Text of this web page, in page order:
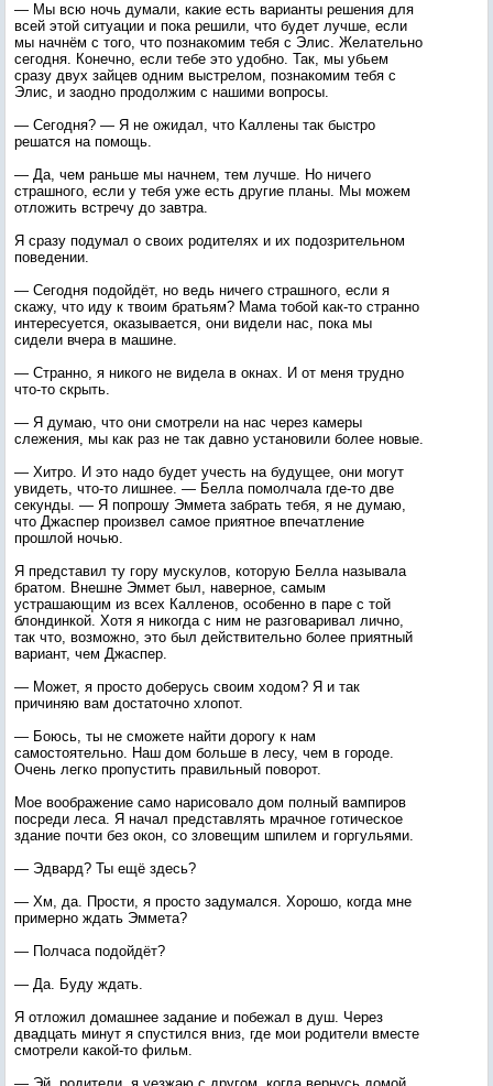
— Мы всю ночь думали, какие есть варианты решения для
всей этой ситуации и пока решили, что будет лучше, если
мы начнём с того, что познакомим тебя с Элис. Желательно
сегодня. Конечно, если тебе это удобно. Так, мы убьем
сразу двух зайцев одним выстрелом, познакомим тебя с
Элис, и заодно продолжим с нашими вопросы.
— Сегодня? — Я не ожидал, что Каллены так быстро
решатся на помощь.
— Да, чем раньше мы начнем, тем лучше. Но ничего
страшного, если у тебя уже есть другие планы. Мы можем
отложить встречу до завтра.
Я сразу подумал о своих родителях и их подозрительном
поведении.
— Сегодня подойдёт, но ведь ничего страшного, если я
скажу, что иду к твоим братьям? Мама тобой как-то странно
интересуется, оказывается, они видели нас, пока мы
сидели вчера в машине.
— Странно, я никого не видела в окнах. И от меня трудно
что-то скрыть.
— Я думаю, что они смотрели на нас через камеры
слежения, мы как раз не так давно установили более новые.
— Хитро. И это надо будет учесть на будущее, они могут
увидеть, что-то лишнее. — Белла помолчала где-то две
секунды. — Я попрошу Эммета забрать тебя, я не думаю,
что Джаспер произвел самое приятное впечатление
прошлой ночью.
Я представил ту гору мускулов, которую Белла называла
братом. Внешне Эммет был, наверное, самым
устрашающим из всех Калленов, особенно в паре с той
блондинкой. Хотя я никогда с ним не разговаривал лично,
так что, возможно, это был действительно более приятный
вариант, чем Джаспер.
— Может, я просто доберусь своим ходом? Я и так
причиняю вам достаточно хлопот.
— Боюсь, ты не сможете найти дорогу к нам
самостоятельно. Наш дом больше в лесу, чем в городе.
Очень легко пропустить правильный поворот.
Мое воображение само нарисовало дом полный вампиров
посреди леса. Я начал представлять мрачное готическое
здание почти без окон, со зловещим шпилем и горгульями.
— Эдвард? Ты ещё здесь?
— Хм, да. Прости, я просто задумался. Хорошо, когда мне
примерно ждать Эммета?
— Полчаса подойдёт?
— Да. Буду ждать.
Я отложил домашнее задание и побежал в душ. Через
двадцать минут я спустился вниз, где мои родители вместе
смотрели какой-то фильм.